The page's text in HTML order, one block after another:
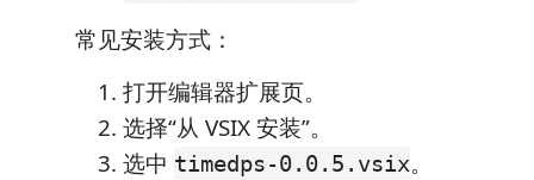
常见安装方式：
打开编辑器扩展页。
选择“从 VSIX 安装”。
选中 timedps-0.0.5.vsix。